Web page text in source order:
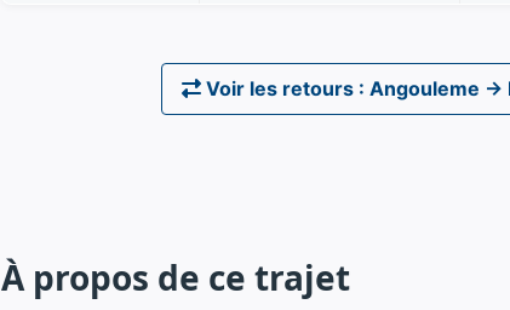
Voir les retours : Angouleme →
À propos de ce trajet